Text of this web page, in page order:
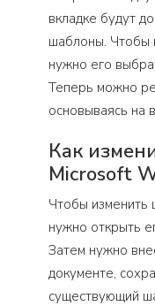
вкладке будут
шаблоны. Чтобы
нужно его
Теперь можно
основываясь на
Как
Microsoft
Чтобы изменить
нужно открыть
Затем нужно
документе,
существующий